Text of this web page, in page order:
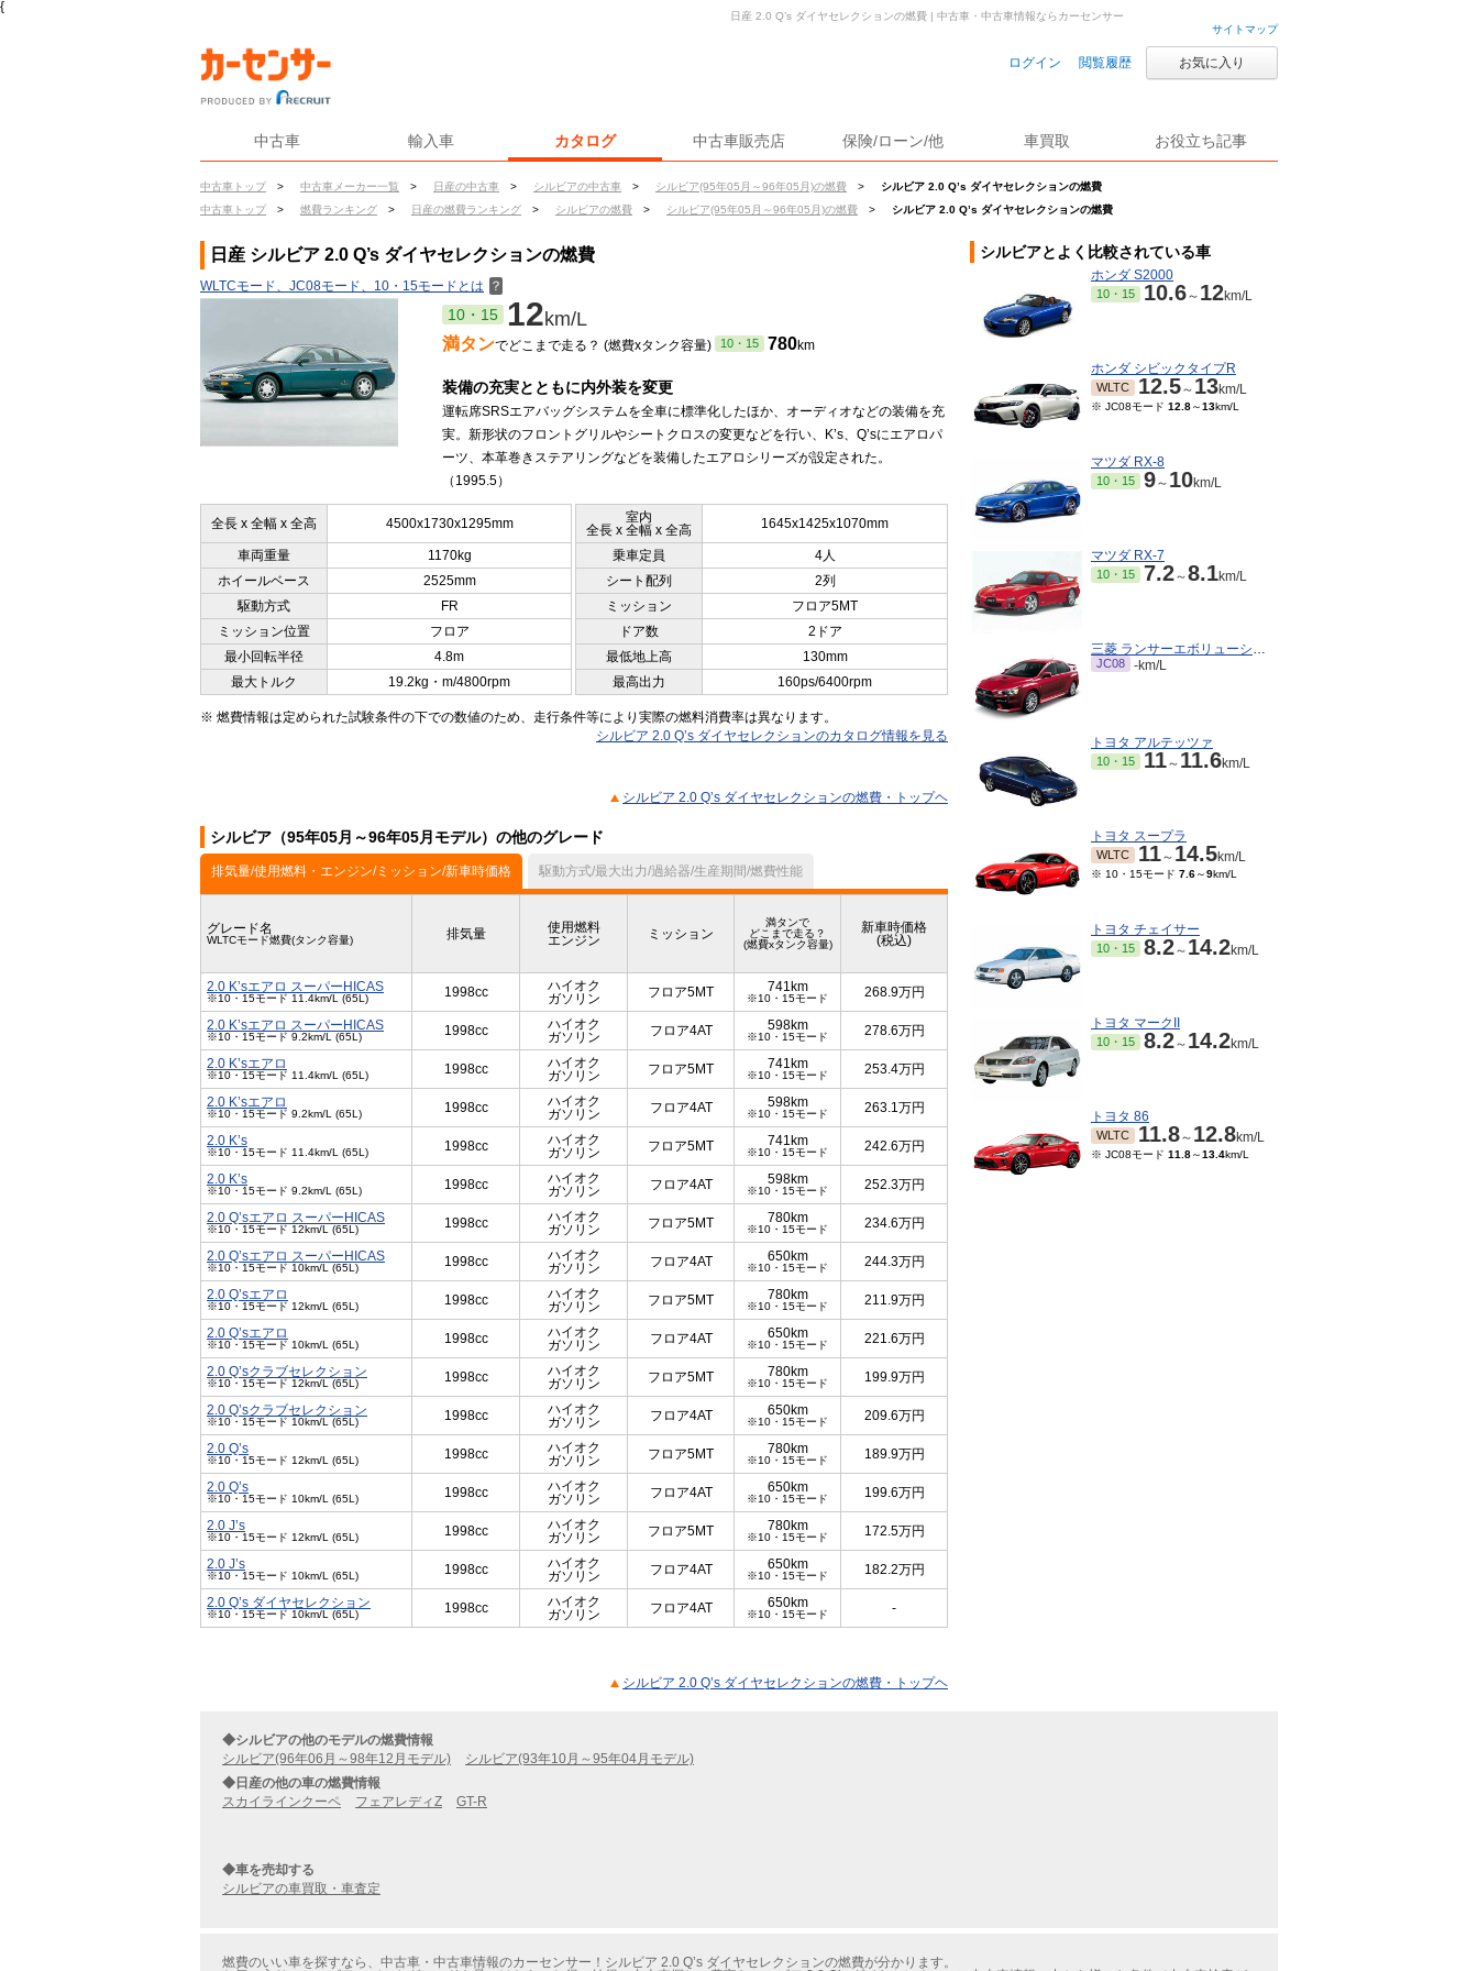
{
サイトマップ
ログイン 閲覧履歴 お気に入り
中古車 輸入車 カタログ 中古車販売店 保険/ローン/他 車買取 お役立ち記事
中古車トップ > 中古車メーカー一覧 > 日産の中古車 > シルビアの中古車 > シルビア(95年05月～96年05月)の燃費 >
シルビア 2.0 Q’s ダイヤセレクションの燃費
中古車トップ
> 燃費ランキング > 日産の燃費ランキング > シルビアの燃費 > シルビア(95年05月～96年05月)の燃費 > シルビア 2.0 Q’s ダイヤセレクションの燃費
日産 2.0 Q’s ダイヤセレクションの燃費 | 中古車・中古車情報ならカーセンサー
日産 シルビア 2.0 Q’s ダイヤセレクションの燃費
WLTCモード、JC08モード、10・15モードとは ？
10・15 12km/L
満タンでどこまで走る？ (燃費xタンク容量) 10・15 780km
装備の充実とともに内外装を変更
運転席SRSエアバッグシステムを全車に標準化したほか、オーディオなどの装備を充
実。新形状のフロントグリルやシートクロスの変更などを行い、K’s、Q’sにエアロパ
ーツ、本革巻きステアリングなどを装備したエアロシリーズが設定された。
（1995.5）
全長 x 全幅 x 全高 4500x1730x1295mm
室内
全長 x 全幅 x 全高
1645x1425x1070mm
車両重量 1170kg 乗車定員
4人
ホイールベース
2525mm シート配列
2列
駆動方式
FR ミッション
フロア5MT
ミッション位置
フロア ドア数
2ドア
最小回転半径
4.8m 最低地上高
130mm
最大トルク
19.2kg・m/4800rpm 最高出力 160ps/6400rpm
※ 燃費情報は定められた試験条件の下での数値のため、走行条件等により実際の燃料消費率は異なります。
シルビア 2.0 Q’s ダイヤセレクションのカタログ情報を見る
シルビア 2.0 Q’s ダイヤセレクションの燃費・トップヘ
シルビア（95年05月～96年05月モデル）の他のグレード
排気量/使用燃料・エンジン/ミッション/新車時価格 駆動方式/最大出力/過給器/生産期間/燃費性能
グレード名
WLTCモード燃費(タンク容量) 排気量
使用燃料
エンジン
ミッション
満タンで
どこまで走る？
(燃費xタンク容量)
新車時価格
(税込)
2.0 K’sエアロ スーパーHICAS
※10・15モード 11.4km/L (65L) 1998cc
ハイオク
ガソリン
フロア5MT 741km
※10・15モード 268.9万円
2.0 K’sエアロ スーパーHICAS
※10・15モード 9.2km/L (65L) 1998cc
ハイオク
ガソリン
フロア4AT 598km
※10・15モード 278.6万円
2.0 K’sエアロ
※10・15モード 11.4km/L (65L) 1998cc
ハイオク
ガソリン
フロア5MT 741km
※10・15モード 253.4万円
2.0 K’sエアロ
※10・15モード 9.2km/L (65L) 1998cc
ハイオク
ガソリン
フロア4AT 598km
※10・15モード 263.1万円
2.0 K’s
※10・15モード 11.4km/L (65L) 1998cc
ハイオク
ガソリン
フロア5MT 741km
※10・15モード 242.6万円
2.0 K’s
※10・15モード 9.2km/L (65L) 1998cc
ハイオク
ガソリン
フロア4AT 598km
※10・15モード 252.3万円
2.0 Q’sエアロ スーパーHICAS
※10・15モード 12km/L (65L) 1998cc
ハイオク
ガソリン
フロア5MT 780km
※10・15モード 234.6万円
2.0 Q’sエアロ スーパーHICAS
※10・15モード 10km/L (65L) 1998cc
ハイオク
ガソリン
フロア4AT 650km
※10・15モード 244.3万円
2.0 Q’sエアロ
※10・15モード 12km/L (65L) 1998cc
ハイオク
ガソリン
フロア5MT 780km
※10・15モード 211.9万円
2.0 Q’sエアロ
※10・15モード 10km/L (65L) 1998cc
ハイオク
ガソリン
フロア4AT 650km
※10・15モード 221.6万円
2.0 Q’sクラブセレクション
※10・15モード 12km/L (65L) 1998cc
ハイオク
ガソリン
フロア5MT 780km
※10・15モード 199.9万円
2.0 Q’sクラブセレクション
※10・15モード 10km/L (65L) 1998cc
ハイオク
ガソリン
フロア4AT 650km
※10・15モード 209.6万円
2.0 Q’s
※10・15モード 12km/L (65L) 1998cc
ハイオク
ガソリン
フロア5MT 780km
※10・15モード 189.9万円
2.0 Q’s
※10・15モード 10km/L (65L) 1998cc
ハイオク
ガソリン
フロア4AT 650km
※10・15モード 199.6万円
2.0 J’s
※10・15モード 12km/L (65L) 1998cc
ハイオク
ガソリン
フロア5MT 780km
※10・15モード 172.5万円
2.0 J’s
※10・15モード 10km/L (65L) 1998cc
ハイオク
ガソリン
フロア4AT 650km
※10・15モード 182.2万円
2.0 Q’s ダイヤセレクション
※10・15モード 10km/L (65L) 1998cc
ハイオク
ガソリン
フロア4AT 650km
※10・15モード -
シルビア 2.0 Q’s ダイヤセレクションの燃費・トップヘ
シルビアとよく比較されている車
ホンダ S2000
10・15 10.6～ 12km/L
ホンダ シビックタイプR
WLTC 12.5～ 13km/L
※ JC08モード 12.8～13km/L
マツダ RX-8
10・15 9～ 10km/L
マツダ RX-7
10・15 7.2～8.1km/L
三菱 ランサーエボリューション
JC08 -km/L
トヨタ アルテッツァ
10・15 11～ 11.6km/L
トヨタ スープラ
WLTC 11～ 14.5km/L
※ 10・15モード 7.6～9km/L
トヨタ チェイサー
10・15 8.2～ 14.2km/L
トヨタ マークII
10・15 8.2～ 14.2km/L
トヨタ 86
WLTC 11.8～ 12.8km/L
※ JC08モード 11.8～13.4km/L
◆シルビアの他のモデルの燃費情報
シルビア(96年06月～98年12月モデル)
シルビア(93年10月～95年04月モデル)
◆日産の他の車の燃費情報
スカイラインクーペ
フェアレディZ GT-R
◆車を売却する
シルビアの車買取・車査定
燃費のいい車を探すなら、中古車・中古車情報のカーセンサー！シルビア 2.0 Q’s ダイヤセレクションの燃費が分かります。